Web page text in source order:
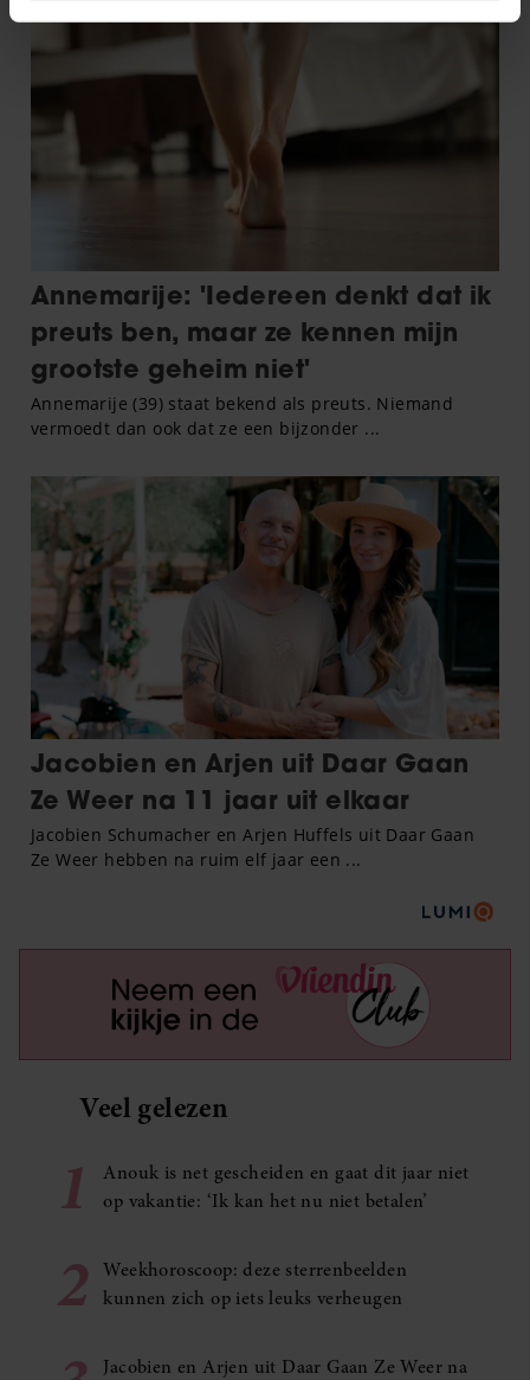
intrekken in de Cookieverklaring.
We gebruiken cookies om content en advertenties te
personaliseren, om functies voor social media te bieden
en om ons websiteverkeer te analyseren. Ook delen we
informatie over uw gebruik van onze site met onze
partners voor social media, adverteren en analyse. Deze
partners kunnen deze gegevens combineren met andere
verzameld op basis van uw gebruik van hun services. U
gaat akkoord met onze cookies als u onze website blijft
gebruiken.
Veel gelezen
1
Anouk is net gescheiden en gaat dit jaar niet
op vakantie: ‘Ik kan het nu niet betalen’
2
Weekhoroscoop: deze sterrenbeelden
kunnen zich op iets leuks verheugen
Jacobien en Arjen uit Daar Gaan Ze Weer na